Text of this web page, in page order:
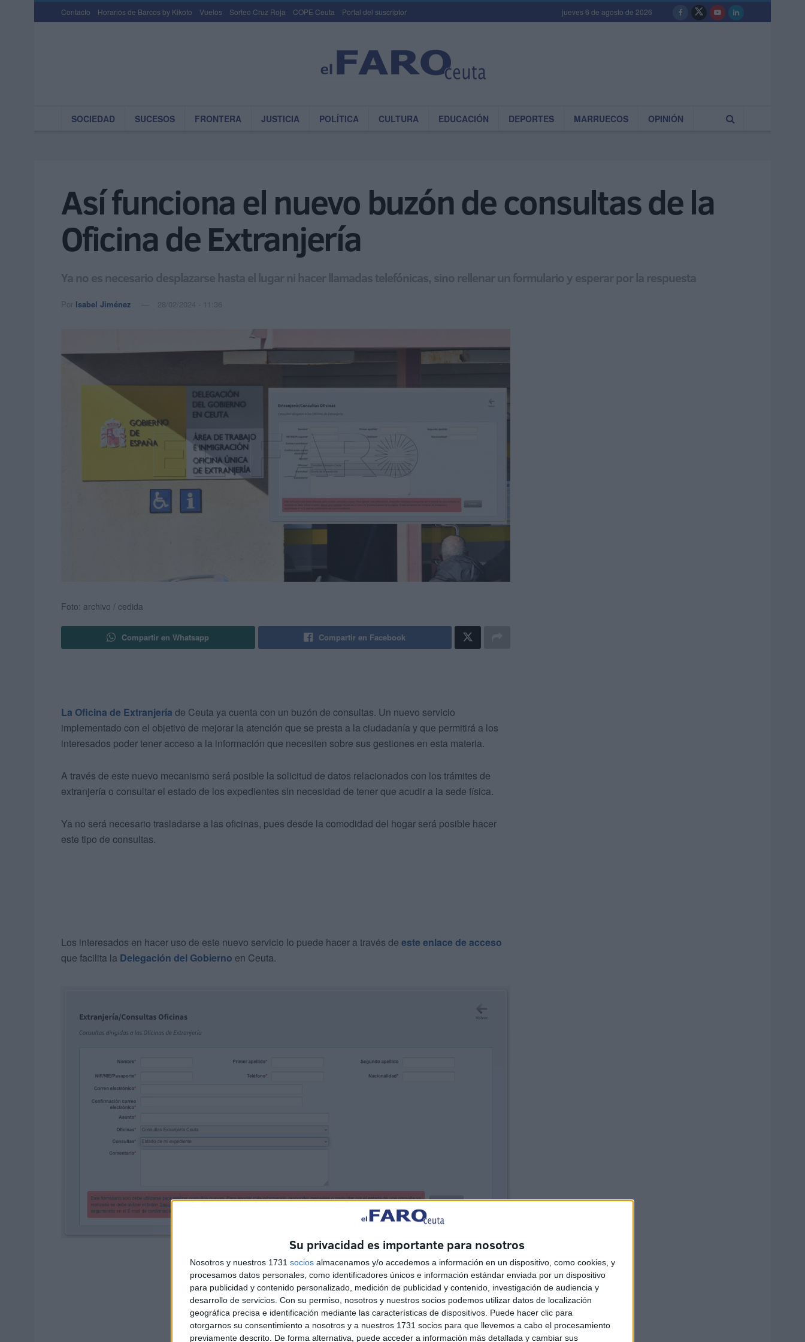
Su privacidad es importante para nosotros
Nosotros y nuestros 1731 socios almacenamos y/o accedemos a información en un dispositivo, como cookies, y
procesamos datos personales, como identificadores únicos e información estándar enviada por un dispositivo
para publicidad y contenido personalizado, medición de publicidad y contenido, investigación de audiencia y
desarrollo de servicios. Con su permiso, nosotros y nuestros socios podemos utilizar datos de localización
geográfica precisa e identificación mediante las características de dispositivos. Puede hacer clic para
otorgarnos su consentimiento a nosotros y a nuestros 1731 socios para que llevemos a cabo el procesamiento
previamente descrito. De forma alternativa, puede acceder a información más detallada y cambiar sus
Contacto Horarios de Barcos by Kikoto Vuelos Sorteo Cruz Roja COPE Ceuta Portal del suscriptor jueves 6 de agosto de 2026
SOCIEDAD SUCESOS FRONTERA JUSTICIA POLÍTICA CULTURA EDUCACIÓN DEPORTES MARRUECOS OPINIÓN
Así funciona el nuevo buzón de consultas de la
Oficina de Extranjería
Ya no es necesario desplazarse hasta el lugar ni hacer llamadas telefónicas, sino rellenar un formulario y esperar por la respuesta
Por Isabel Jiménez 28/02/2024 - 11:36
Foto: archivo / cedida
Compartir en Whatsapp Compartir en Facebook
La Oficina de Extranjería de Ceuta ya cuenta con un buzón de consultas. Un nuevo servicio
implementado con el objetivo de mejorar la atención que se presta a la ciudadanía y que permitirá a los
interesados poder tener acceso a la información que necesiten sobre sus gestiones en esta materia.
A través de este nuevo mecanismo será posible la solicitud de datos relacionados con los trámites de
extranjería o consultar el estado de los expedientes sin necesidad de tener que acudir a la sede física.
Ya no será necesario trasladarse a las oficinas, pues desde la comodidad del hogar será posible hacer
este tipo de consultas.
Los interesados en hacer uso de este nuevo servicio lo puede hacer a través de este enlace de acceso
que facilita la Delegación del Gobierno en Ceuta.